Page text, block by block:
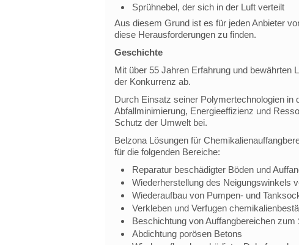
Sprühnebel, der sich in der Luft verteilt
Aus diesem Grund ist es für jeden Anbieter
diese Herausforderungen zu finden.
Geschichte
Mit über 55 Jahren Erfahrung und bewährten
der Konkurrenz ab.
Durch Einsatz seiner Polymertechnologien in
Abfallminimierung, Energieeffizienz und
Schutz der Umwelt bei.
Belzona Lösungen für
für die folgenden Bereiche:
Reparatur beschädigter Böden und
Wiederherstellung des Neigungswinkels
Wiederaufbau von Pumpen- und
Verkleben und Verfugen
Beschichtung von Auffangbereichen
Abdichtung porösen Betons